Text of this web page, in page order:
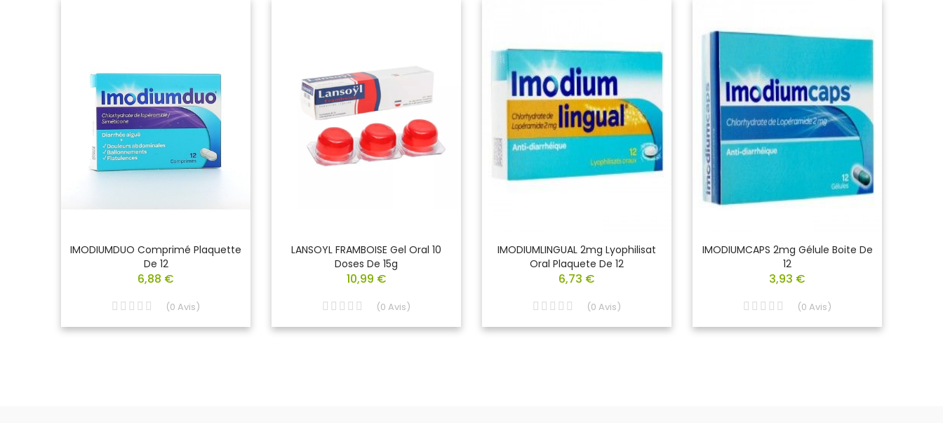
IMODIUMDUO Comprimé Plaquette
De 12
6,88 €
(0 Avis)
LANSOYL FRAMBOISE Gel Oral 10
Doses De 15g
10,99 €
(0 Avis)
IMODIUMLINGUAL 2mg Lyophilisat
Oral Plaquete De 12
6,73 €
(0 Avis)
IMODIUMCAPS 2mg Gélule Boite De
12
3,93 €
(0 Avis)